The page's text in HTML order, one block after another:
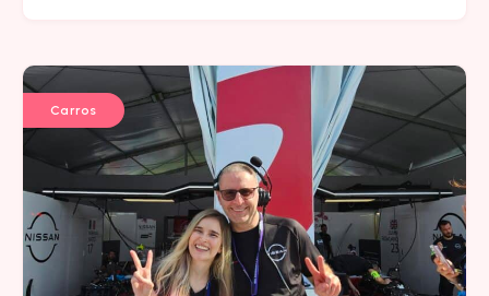
Carros